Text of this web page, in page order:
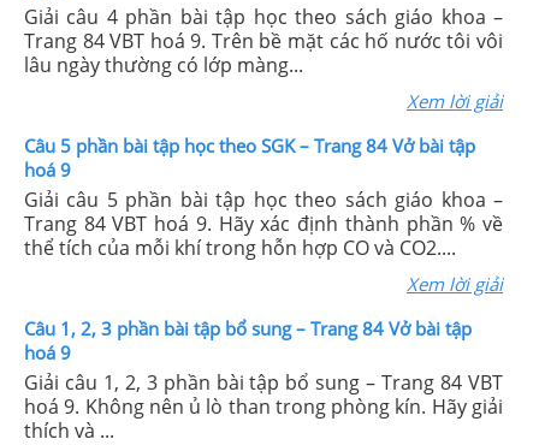
Giải câu 4 phần bài tập học theo sách giáo khoa –
Trang 84 VBT hoá 9. Trên bề mặt các hố nước tôi vôi
lâu ngày thường có lớp màng...
Xem lời giải
Câu 5 phần bài tập học theo SGK – Trang 84 Vở bài tập
hoá 9
Giải câu 5 phần bài tập học theo sách giáo khoa –
Trang 84 VBT hoá 9. Hãy xác định thành phần % về
thể tích của mỗi khí trong hỗn hợp CO và CO2....
Xem lời giải
Câu 1, 2, 3 phần bài tập bổ sung – Trang 84 Vở bài tập
hoá 9
Giải câu 1, 2, 3 phần bài tập bổ sung – Trang 84 VBT
hoá 9. Không nên ủ lò than trong phòng kín. Hãy giải
thích và ...